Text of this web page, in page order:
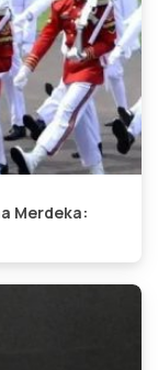
Merdeka: